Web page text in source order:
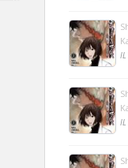
IL
IL